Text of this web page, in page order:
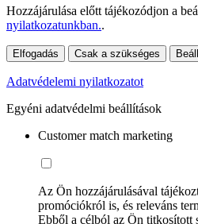
Hozzájárulása előtt tájékozódjon a
nyilatkozatunkban..
Elfogadás Csak a szükséges
Adatvédelemi nyilatkozatot
Egyéni adatvédelmi beállítások
Customer match marketing
Az Ön hozzájárulásával
promóciókról is, és releváns
Ebből a célból az Ön titkosított